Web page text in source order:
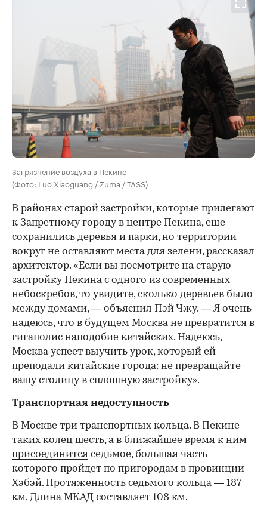
Загрязнение воздуха в Пекине
(Фото: Luo Xiaoguang / Zuma / TASS)
В районах старой застройки, которые прилегают
к Запретному городу в центре Пекина, еще
сохранились деревья и парки, но территории
вокруг не оставляют места для зелени, рассказал
архитектор. «Если вы посмотрите на старую
застройку Пекина с одного из современных
небоскребов, то увидите, сколько деревьев было
между домами, — объяснил Пэй Чжу. — Я очень
надеюсь, что в будущем Москва не превратится в
гигаполис наподобие китайских. Надеюсь,
Москва успеет выучить урок, который ей
преподали китайские города: не превращайте
вашу столицу в сплошную застройку».
Транспортная недоступность
В Москве три транспортных кольца. В Пекине
таких колец шесть, а в ближайшее время к ним
присоединится седьмое, большая часть
которого пройдет по пригородам в провинции
Хэбэй. Протяженность седьмого кольца — 187
км. Длина МКАД составляет 108 км.